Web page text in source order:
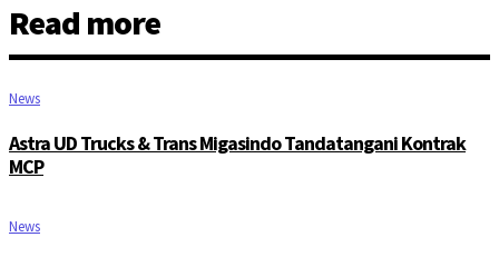
Read more
News
Astra UD Trucks & Trans Migasindo Tandatangani Kontrak
MCP
News